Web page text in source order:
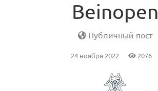
Beinopen
Публичный пост
24 ноября 2022 2076